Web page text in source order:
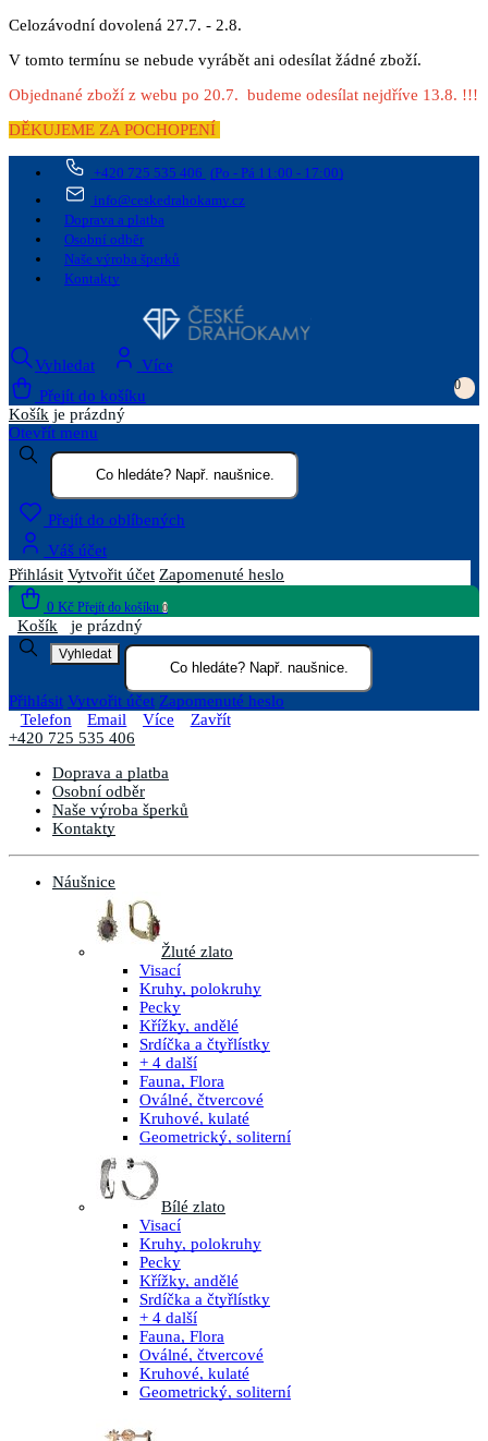
Celozávodní dovolená 27.7. - 2.8.
V tomto termínu se nebude vyrábět ani odesílat žádné zboží.
Objednané zboží z webu po 20.7. budeme odesílat nejdříve 13.8. !!!
DĚKUJEME ZA POCHOPENÍ
+420 725 535 406 (Po - Pá 11:00 - 17:00)
info@ceskedrahokamy.cz
Doprava a platba
Osobní odběr
Naše výroba šperků
Kontakty
Vyhledat
Více
Přejít do košíku
0
Košík je prázdný
Otevřít menu
Přejít do oblíbených
Váš účet
Přihlásit Vytvořit účet Zapomenuté heslo
0 Kč Přejít do košíku 0
Košík je prázdný
Vyhledat
Přihlásit Vytvořit účet Zapomenuté heslo
Telefon
Email Více
Zavřít
+420 725 535 406
Doprava a platba
Osobní odběr
Naše výroba šperků
Kontakty
Náušnice
Žluté zlato
Visací
Kruhy, polokruhy
Pecky
Křížky, andělé
Srdíčka a čtyřlístky
+ 4 další
Fauna, Flora
Oválné, čtvercové
Kruhové, kulaté
Geometrický, soliterní
Bílé zlato
Visací
Kruhy, polokruhy
Pecky
Křížky, andělé
Srdíčka a čtyřlístky
+ 4 další
Fauna, Flora
Oválné, čtvercové
Kruhové, kulaté
Geometrický, soliterní